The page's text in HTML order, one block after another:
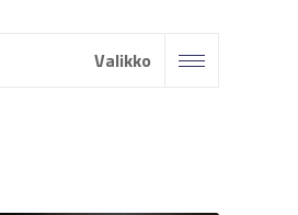
Valikko